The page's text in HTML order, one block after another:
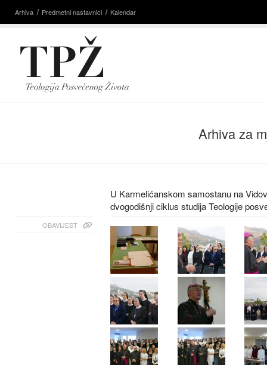
Arhiva Predmetni nastavnici Kalendar
Arhiva za
U Karmelićanskom samostanu na
dvogodišnji ciklus studija Teologije
OBAVIJEST